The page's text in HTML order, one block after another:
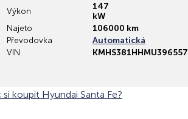
Výkon
147
kW
Najeto
106000 km
Převodovka
Automatická
VIN
KMHS381HHMU396557
si koupit Hyundai Santa Fe?